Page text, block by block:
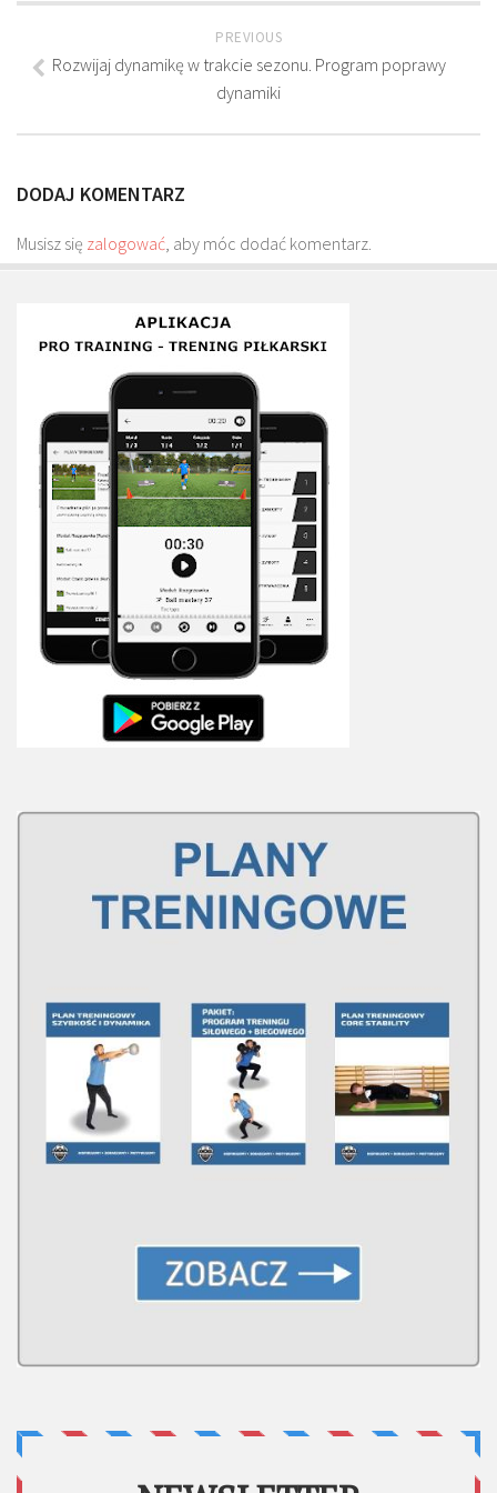
Program przygotowania fizycznego
Program treningu siłowego
Edukacja
Plany treningowe
Sprzęt treningowy
Kontakt
Od autorów
Kontakt
PREVIOUS
Rozwijaj dynamikę w trakcie sezonu. Program poprawy
dynamiki
DODAJ KOMENTARZ
Musisz się zalogować, aby móc dodać komentarz.